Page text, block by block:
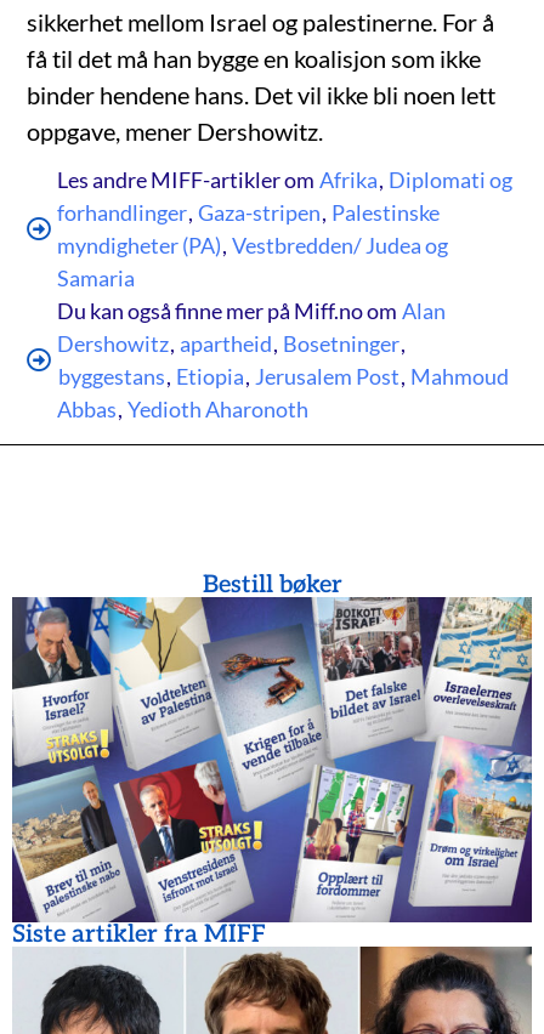
sikkerhet mellom Israel og palestinerne. For å
få til det må han bygge en koalisjon som ikke
binder hendene hans. Det vil ikke bli noen lett
oppgave, mener Dershowitz.
Les andre MIFF-artikler om Afrika, Diplomati og
forhandlinger, Gaza-stripen, Palestinske
myndigheter (PA), Vestbredden/ Judea og
Samaria
Du kan også finne mer på Miff.no om Alan
Dershowitz, apartheid, Bosetninger,
byggestans, Etiopia, Jerusalem Post, Mahmoud
Abbas, Yedioth Aharonoth
Bestill bøker
Siste artikler fra MIFF